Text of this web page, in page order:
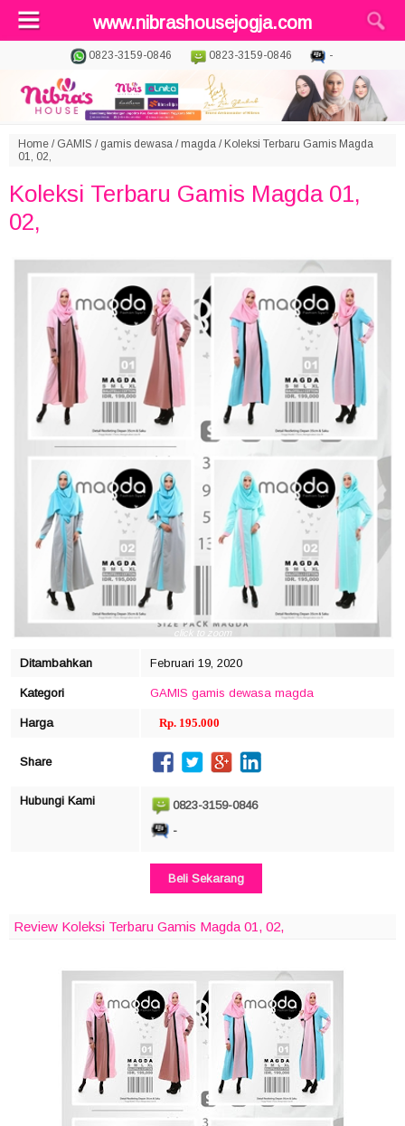
www.nibrashousejogja.com
0823-3159-0846 0823-3159-0846 -
Home / GAMIS / gamis dewasa /magda / Koleksi Terbaru Gamis Magda
01, 02,
Koleksi Terbaru Gamis Magda 01,
02,
click to zoom
Ditambahkan Februari 19, 2020
Kategori GAMIS gamis dewasa magda
Harga Rp. 195.000
Share
Hubungi Kami
0823-3159-0846
-
Beli Sekarang
Review Koleksi Terbaru Gamis Magda 01, 02,